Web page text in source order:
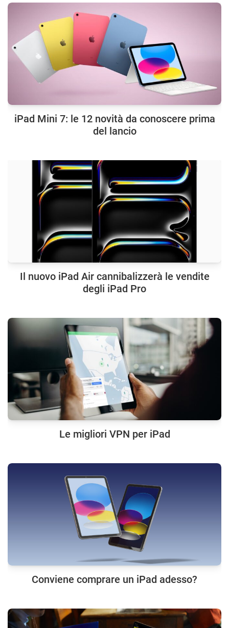
iPad Mini 7: le 12 novità da conoscere prima
del lancio
Il nuovo iPad Air cannibalizzerà le vendite
degli iPad Pro
Le migliori VPN per iPad
Conviene comprare un iPad adesso?